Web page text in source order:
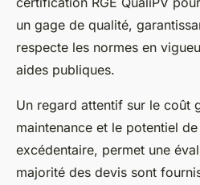
un gage de qualité,
respecte les normes en
aides publiques.
Un regard attentif sur le coût
maintenance et le potentiel
excédentaire, permet une
majorité des devis sont